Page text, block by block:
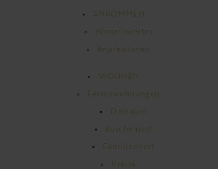
ANKOMMEN
Wissenswertes
Impressionen
WOHNEN
Ferienwohnungen
Freiraum
Kuschelnest
Familiennest
Preise